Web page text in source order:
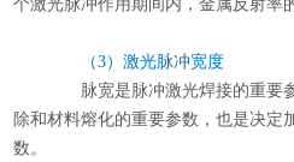
个激光脉冲作用期间内，金属反射率
（3）激光脉冲宽度
脉宽是脉冲激光焊接的重要
除和材料熔化的重要参数，也是决定
数。